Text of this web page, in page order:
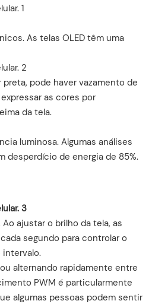
As telas OLED têm uma
pode haver vazamento de
as cores por
da tela.
luminosa. Algumas análises
desperdício de energia de 85%.
ajustar o brilho da tela, as
segundo para controlar o
intervalo.
alternando rapidamente entre
PWM é particularmente
algumas pessoas podem sentir